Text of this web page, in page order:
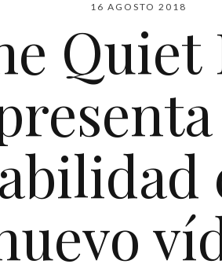
16 AGOSTO 2018
Quiet